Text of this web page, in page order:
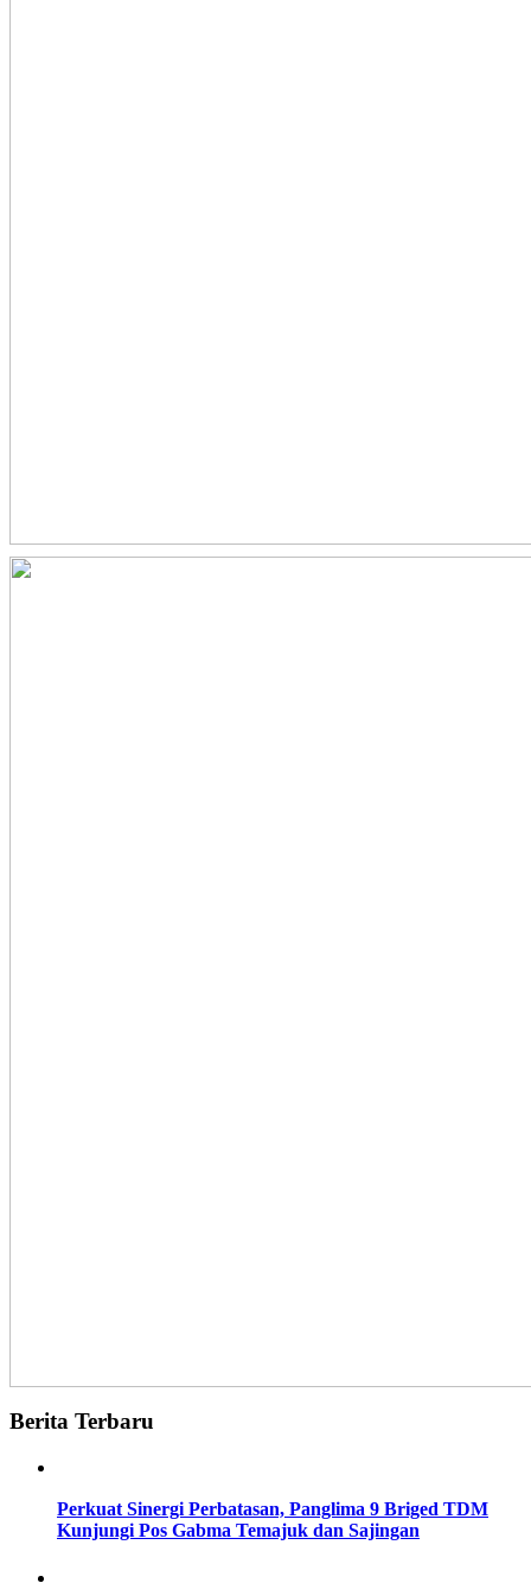
Berita Terbaru
Perkuat Sinergi Perbatasan, Panglima 9 Briged TDM
Kunjungi Pos Gabma Temajuk dan Sajingan